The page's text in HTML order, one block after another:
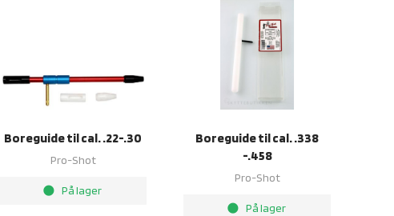
Boreguide til cal. .22-.30
Pro-Shot
brightness_1 På lager
Boreguide til cal. .338
-.458
Pro-Shot
brightness_1 På lager